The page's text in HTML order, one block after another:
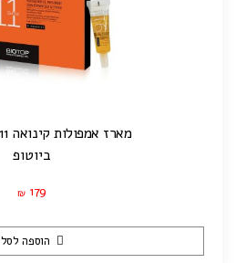
מארז אמפולות קינואה 911 | 6 יחידות
ביוטופ
₪ 179
הוספה לסל